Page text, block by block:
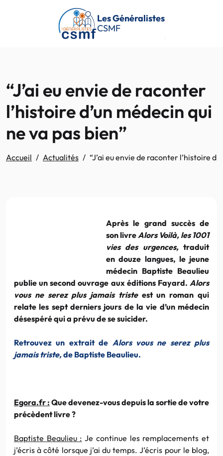
Passer au contenu principal
Les Généralistes
CSMF
“J’ai eu envie de raconter
l’histoire d’un médecin qui
ne va pas bien”
Accueil Actualités “J’ai eu envie de raconter l’histoire
Après le grand succès de
son livre Alors Voilà, les 1001
vies des urgences,traduit
en douze langues, le jeune
médecin Baptiste Beaulieu
publie un second ouvrage aux éditions Fayard. Alors
vous ne serez plus jamais tristeest un roman qui
relate les sept derniers jours de la vie d’un médecin
désespéré qui a prévu de se suicider.
Retrouvez un extrait de Alors vous ne serez plus
jamais triste,de Baptiste Beaulieu.
Egora.fr : Que devenez-vous depuis la sortie de votre
précèdent livre ?
Baptiste Beaulieu : Je continue les remplacements et
j’écris à côté lorsque j’ai du temps. J’écris pour le blog,